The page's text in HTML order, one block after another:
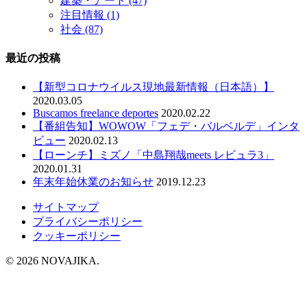
注目情報 (1)
社会 (87)
最近の投稿
【新型コロナウイルス現地最新情報（日本語）】
2020.03.05
Buscamos freelance deportes 2020.02.22
【番組告知】WOWOW「フェデ・バルベルデ」インタ
ビュー 2020.02.13
【ローンチ】ミズノ「中島翔哉meets レビュラ3」
2020.01.31
年末年始休業のお知らせ 2019.12.23
サイトマップ
プライバシーポリシー
クッキーポリシー
© 2026 NOVAJIKA.